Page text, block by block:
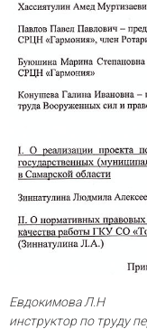
Евдокимова Л.Н
инструктор по труду